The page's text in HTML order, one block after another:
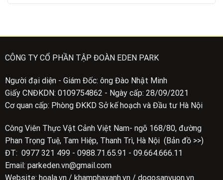
CÔNG TY CỔ PHẦN TẬP ĐOÀN EDEN PARK
Người đại diện - Giám Đốc: ông Đào Nhật Minh
Giấy CNĐKDN: 0109754862 - Ngày cấp: 28/09/2021
Cơ quan cấp: Phòng ĐKKD Sở kế hoạch và Đầu tư Hà Nội
Công Viên Thực Vật Cảnh Việt Nam- ngõ 168/80, đường
Phan Trọng Tuệ, Tam Hiệp, Thanh Trì, Hà Nội (Bản đồ >>)
ĐT: 0977 321 499 - 0988.71.65.91 - 09.664.666.11
Email: parkeden.vn@gmail.com
Website: hoala.vn / khamphaxanh.vn / dogosanvuon.vn